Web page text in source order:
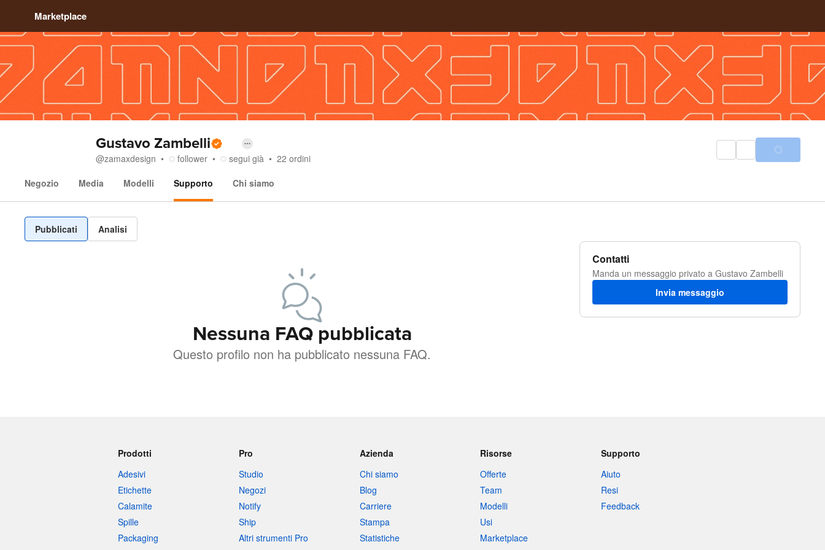
Marketplace
Gustavo Zambelli
@zamaxdesign follower segui già 22 ordini
Negozio
Media Modelli Supporto Chi siamo
Pubblicati Analisi
Nessuna FAQ pubblicata
Questo profilo non ha pubblicato nessuna FAQ.
Contatti
Manda un messaggio privato a Gustavo Zambelli
Invia messaggio
Prodotti
Adesivi
Etichette
Calamite
Spille
Packaging
Pro
Studio
Negozi
Notify
Ship
Altri strumenti Pro
Azienda
Chi siamo
Blog
Carriere
Stampa
Statistiche
Risorse
Offerte
Team
Modelli
Usi
Marketplace
Supporto
Aiuto
Resi
Feedback